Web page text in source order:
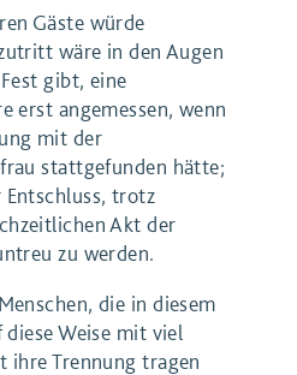
Gäste würde
wäre in den Augen
gibt, eine
erst angemessen, wenn
mit der
stattgefunden hätte;
trotz
Akt der
zu werden.
die in diesem
Weise mit viel
ihre Trennung tragen